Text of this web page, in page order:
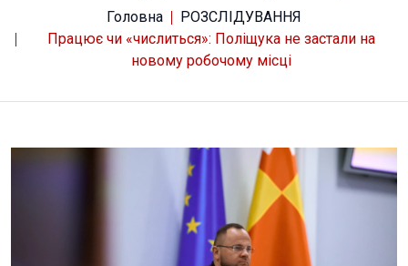
Головна
РОЗСЛІДУВАННЯ
Працює чи «числиться»: Поліщука не застали на
новому робочому місці